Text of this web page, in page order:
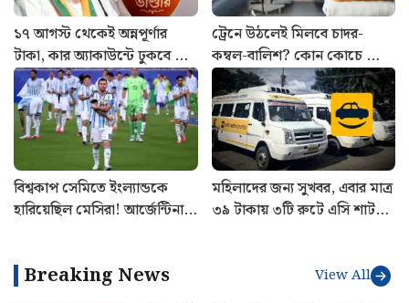
১৭ আগস্ট থেকেই অন্নপূর্ণার
টাকা, কার অ্যাকাউন্টে ঢুকবে ৩
হাজার? জানালেন শুভেন্দু
ট্রেনে উঠলেই মিলবে চাদর-
কম্বল-বালিশ? কোন কোচে ফ্রি,
কোথায় দিতে হবে টাকা
বিশ্বকাপ সেমিতে ইংল্যান্ডকে
হারিয়েছিল মেসিরা! আর্জেন্টিনায়
মহিলাদের জন্য সুখবর, এবার মাত্র
৩৯ টাকায় ৩টি রুটে এসি শাটল
Breaking News View All